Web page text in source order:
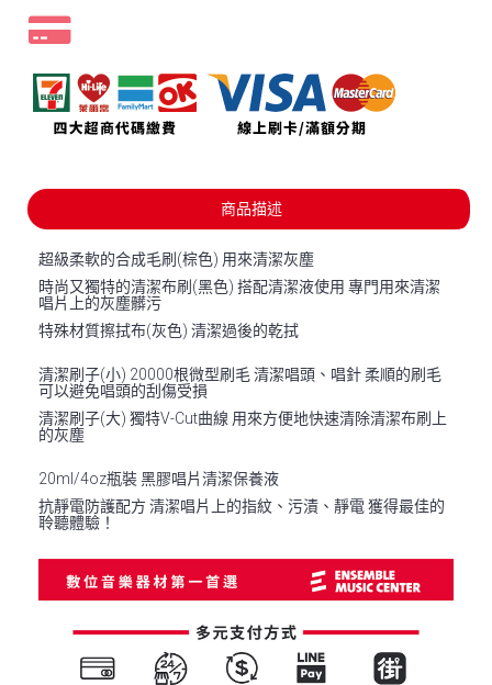
商品描述
超級柔軟的合成毛刷(棕色) 用來清潔灰塵
時尚又獨特的清潔布刷(黑色) 搭配清潔液使用 專門用來清潔
唱片上的灰塵髒污
特殊材質擦拭布(灰色) 清潔過後的乾拭
清潔刷子(小) 20000根微型刷毛 清潔唱頭、唱針 柔順的刷毛
可以避免唱頭的刮傷受損
清潔刷子(大) 獨特V-Cut曲線 用來方便地快速清除清潔布刷上
的灰塵
20ml/4oz瓶裝 黑膠唱片清潔保養液
抗靜電防護配方 清潔唱片上的指紋、污漬、靜電 獲得最佳的
聆聽體驗！